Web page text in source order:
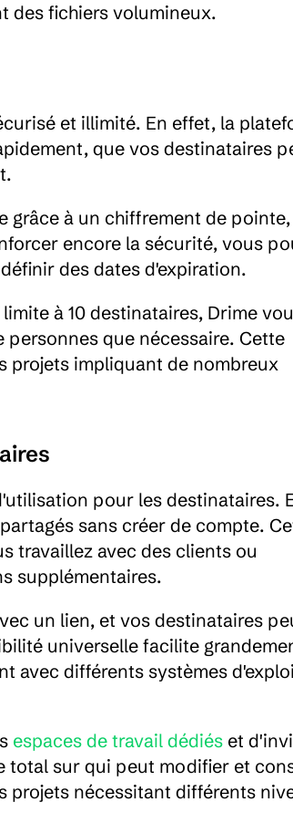
des fichiers volumineux.
et illimité. En effet, la
que vos destinataires
grâce à un chiffrement de
encore la sécurité, vous
des dates d'expiration.
à 10 destinataires, Drime
que nécessaire. Cette
projets impliquant de nombreux
pour les destinataires.
sans créer de compte.
travaillez avec des clients ou
supplémentaires.
un lien, et vos destinataires
universelle facilite
avec différents systèmes
espaces de travail dédiés et
total sur qui peut modifier et
projets nécessitant différents